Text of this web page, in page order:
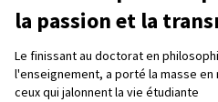
la passion et la
Le finissant au doctorat en
l'enseignement, a porté la masse
ceux qui jalonnent la vie étudiante